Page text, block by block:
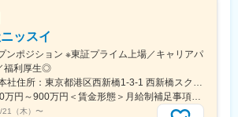
ッスイ
ンポジション ※東証プライム上場／キャリアパ
福利厚生◎
＜勤務地詳細＞本社住所：東京都港区西新橋1-3-1 西新橋スクエア勤務地最寄駅：東京メトロ線／内幸町駅受動喫煙対策：屋内全面禁煙変更の範囲：会社の定める事業所（リモートワーク含む）
＜予定年収＞630万円～900万円＜賃金形態＞月給制補足事項なし＜賃金内訳＞月額（基本給）：330,000円～448,000円＜月給＞330,000円～448,000円＜昇給有無＞有＜残業手当＞有＜給与補足＞※給与詳細は、経験・経歴を考慮のうえ、決定します。■賞与：年2回（6月・12月）※2026年 度見込（ 6.0ヶ月）※時間外、法定外休日勤務をした場合は30%の割増手当支給法定休日勤務の場合は、35%の割増手当支給賃金はあくまでも目安の金額であり、選考を通じて上下する可能性があります。月給(月額)は固定手当を含めた表記です。
（木） 〜